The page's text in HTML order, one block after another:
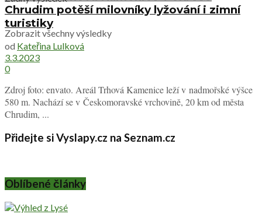
Zobrazit všechny výsledky
Chrudim potěší milovníky lyžování i zimní
turistiky
od Kateřina Lulková
3.3.2023
0
Zdroj foto: envato. Areál Trhová Kamenice leží v nadmořské výšce
580 m. Nachází se v Českomoravské vrchovině, 20 km od města
Chrudim, ...
Přidejte si Vyslapy.cz na Seznam.cz
Oblíbené články